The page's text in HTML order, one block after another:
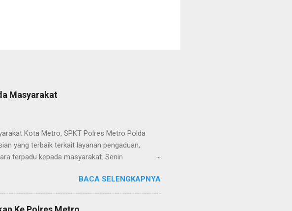
Masyarakat
Kota Metro, SPKT Polres Metro Polda
yang terbaik terkait layanan pengaduan,
terpadu kepada masyarakat. Senin
kepada masyarakat. Kapolres Metro AKBP
Metro akan terus berusaha memberikan
pelayanan kepolisian, baik informasi
BACA SELENGKAPNYA